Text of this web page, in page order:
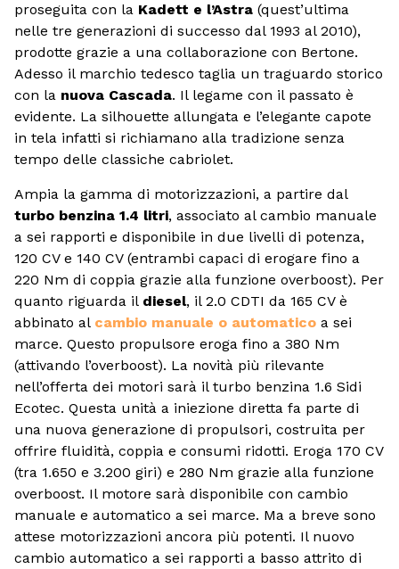
proseguita con la Kadett e l’Astra (quest’ultima
nelle tre generazioni di successo dal 1993 al 2010),
prodotte grazie a una collaborazione con Bertone.
Adesso il marchio tedesco taglia un traguardo storico
con la nuova Cascada. Il legame con il passato è
evidente. La silhouette allungata e l’elegante capote
in tela infatti si richiamano alla tradizione senza
tempo delle classiche cabriolet.
Ampia la gamma di motorizzazioni, a partire dal
turbo benzina 1.4 litri, associato al cambio manuale
a sei rapporti e disponibile in due livelli di potenza,
120 CV e 140 CV (entrambi capaci di erogare fino a
220 Nm di coppia grazie alla funzione overboost). Per
quanto riguarda il diesel, il 2.0 CDTI da 165 CV è
abbinato al cambio manuale o automatico a sei
marce. Questo propulsore eroga fino a 380 Nm
(attivando l’overboost). La novità più rilevante
nell’offerta dei motori sarà il turbo benzina 1.6 Sidi
Ecotec. Questa unità a iniezione diretta fa parte di
una nuova generazione di propulsori, costruita per
offrire fluidità, coppia e consumi ridotti. Eroga 170 CV
(tra 1.650 e 3.200 giri) e 280 Nm grazie alla funzione
overboost. Il motore sarà disponibile con cambio
manuale e automatico a sei marce. Ma a breve sono
attese motorizzazioni ancora più potenti. Il nuovo
cambio automatico a sei rapporti a basso attrito di